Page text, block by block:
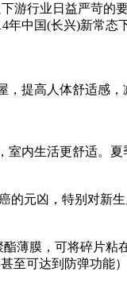
行业日益严苛的
中国(长兴)新常态
，提高人体舒适感，
内生活更舒适。夏
的元凶，特别对新生
薄膜，可将碎片
至可达到防弹功能）